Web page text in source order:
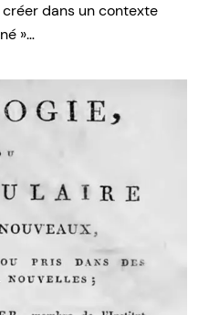
dans un contexte
»…